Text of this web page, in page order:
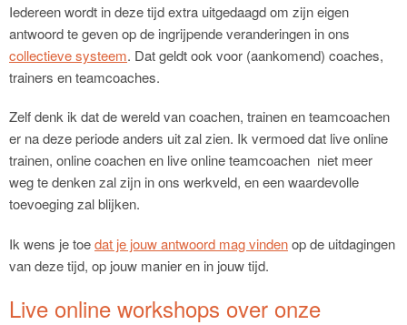
Iedereen wordt in deze tijd extra uitgedaagd om zijn eigen
antwoord te geven op de ingrijpende veranderingen in ons
collectieve systeem. Dat geldt ook voor (aankomend) coaches,
trainers en teamcoaches.
Zelf denk ik dat de wereld van coachen, trainen en teamcoachen
er na deze periode anders uit zal zien. Ik vermoed dat live online
trainen, online coachen en live online teamcoachen niet meer
weg te denken zal zijn in ons werkveld, en een waardevolle
toevoeging zal blijken.
Ik wens je toedat je jouw antwoord mag vindenop de uitdagingen
van deze tijd, op jouw manier en in jouw tijd.
Live online workshops over onze